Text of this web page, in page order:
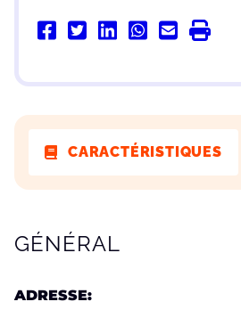
CARACTÉRISTIQUES
CARACTÉRISTIQUES
GÉNÉRAL
ADRESSE: